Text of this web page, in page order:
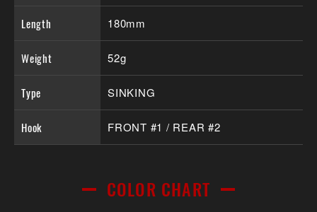
Length 180mm
Weight 52g
Type SINKING
Hook FRONT #1 / REAR #2
COLOR CHART